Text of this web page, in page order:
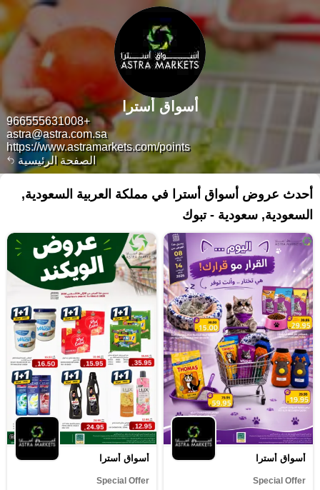
الصفحة الرئيسية
+966555631008
astra@astra.com.sa
https://www.astramarkets.com/points
أسواق أسترا
أحدث عروض أسواق أسترا في مملكة العربية السعودية,
السعودية, سعودية - تبوك
أسواق أسترا
Special Offer
أسواق أسترا
Special Offer